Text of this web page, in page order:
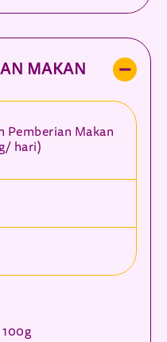
MAKAN
Pemberian Makan
hari)